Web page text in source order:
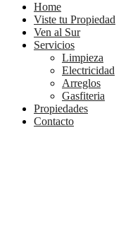
Home
Viste tu Propiedad
Ven al Sur
Servicios
Limpieza
Electricidad
Arreglos
Gasfiteria
Propiedades
Contacto